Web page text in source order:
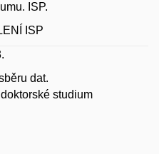
ISP.
ISP
dat.
studium